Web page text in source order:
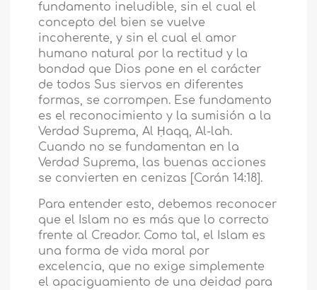
fundamento ineludible, sin el cual el
concepto del bien se vuelve
incoherente, y sin el cual el amor
humano natural por la rectitud y la
bondad que Dios pone en el carácter
de todos Sus siervos en diferentes
formas, se corrompen. Ese fundamento
es el reconocimiento y la sumisión a la
Verdad Suprema, Al Ḥaqq, Al-lah.
Cuando no se fundamentan en la
Verdad Suprema, las buenas acciones
se convierten en cenizas [Corán 14:18].
Para entender esto, debemos reconocer
que el Islam no es más que lo correcto
frente al Creador. Como tal, el Islam es
una forma de vida moral por
excelencia, que no exige simplemente
el apaciguamiento de una deidad para